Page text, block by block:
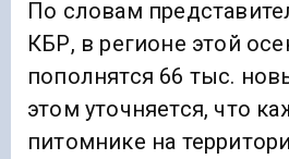
По словам
КБР, в регионе этой
пополнятся 66 тыс.
этом уточняется, что
питомнике на